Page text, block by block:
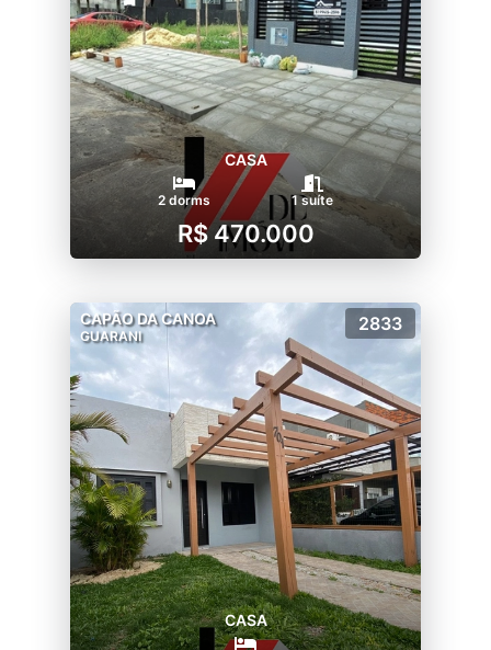
CASA
2 dorms 1 suíte
R$ 470.000
CAPÃO DA CANOA
GUARANI
2833
CASA